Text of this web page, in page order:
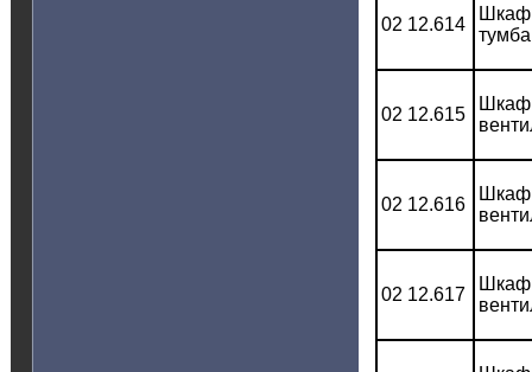
02 12.614
Шкаф
02 12.615
Шкаф
02 12.616
Шкаф
02 12.617
Шкаф